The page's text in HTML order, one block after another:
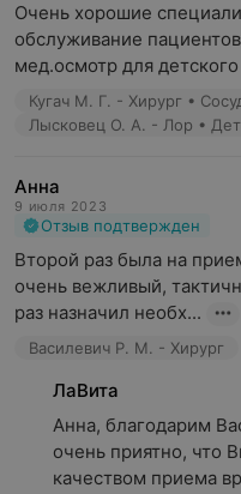
Очень хорошие
обслуживание
мед.осмотр для
Кугач М. Г. - Хирург •
Лысковец О. А. - Лор •
Анна
9 июля 2023
Отзыв подтвержден
Второй раз была на
очень вежливый,
раз назначил необх...
Василевич Р. М. - Хирург
ЛаВита
Анна, благодарим
очень приятно, что
качеством приема